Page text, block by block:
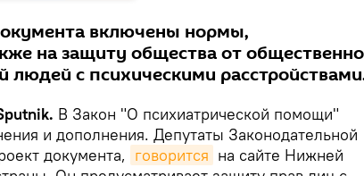
включены нормы,
на защиту общества от общественно
людей с психическими
В Закон "О психиатрической помощи"
и дополнения. Депутаты Законодательной
документа, говорится на сайте Нижней